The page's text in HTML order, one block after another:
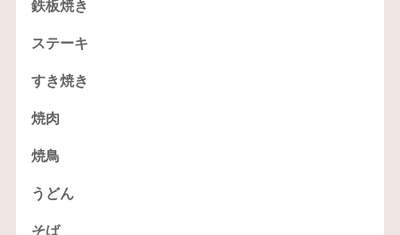
鉄板焼き
ステーキ
すき焼き
焼肉
焼鳥
うどん
そば